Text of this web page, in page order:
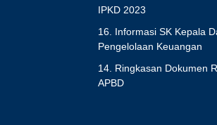
IPKD 2023
16. Informasi SK Kepala
Pengelolaan Keuangan
14. Ringkasan Dokumen
APBD